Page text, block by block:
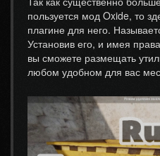
пользуется мод Oxide, то
плагине для него.
Установив его, и имея
вы сможете размещать
любом удобном для вас